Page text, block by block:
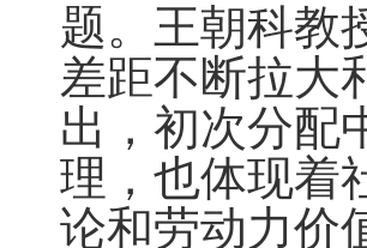
题。王朝科教
差距不断拉大
出，初次分配
理，也体现着
论和劳动力价